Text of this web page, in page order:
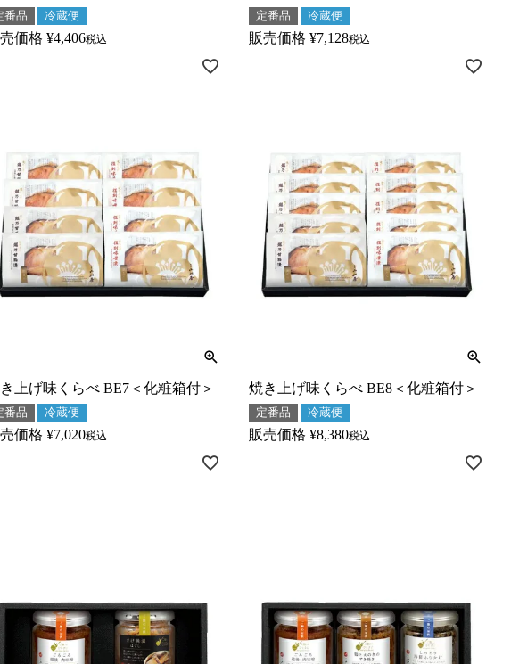
番品 冷蔵便
価格 ¥4,406税込
定番品 冷蔵便
販売価格 ¥7,128税込
上げ味くらべ BE7＜化粧箱付＞
番品 冷蔵便
価格 ¥7,020税込
焼き上げ味くらべ BE8＜化粧箱付＞
定番品 冷蔵便
販売価格 ¥8,380税込